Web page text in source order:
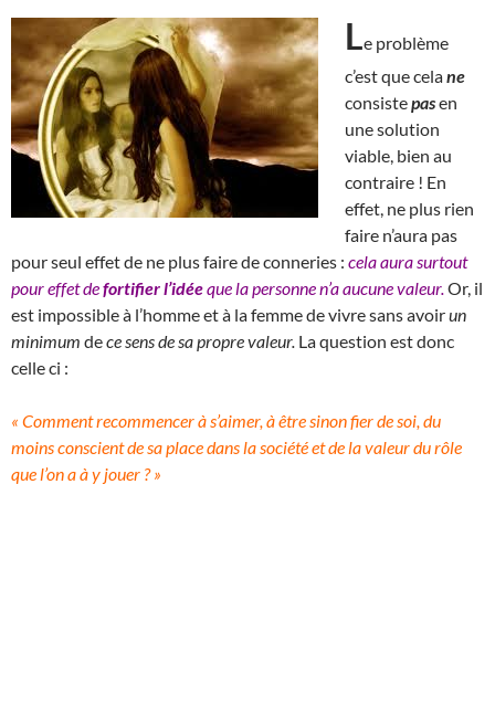
Le problème
c’est que celane
consistepasen
une solution
viable, bien au
contraire ! En
effet, ne plus rien
faire n’aura pas
pour seul effet de ne plus faire de conneries : cela aura surtout
pour effet defortifier l’idéeque la personne n’a aucune valeur. Or, il
est impossible à l’homme et à la femme de vivre sans avoirun
minimum dece sens de sa propre valeur. La question est donc
celle ci :
« Comment recommencer à s’aimer, à être sinon fier de soi, du
moins conscient de sa place dans la société et de la valeur du rôle
que l’on a à y jouer ? »